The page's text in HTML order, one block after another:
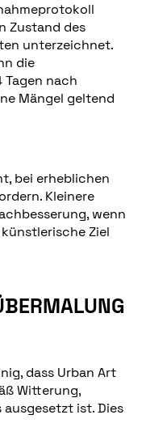
Zustand des
unterzeichnet.
die
nach
Mängel geltend
bei erheblichen
Kleinere
wenn
Ziel
dass Urban Art
Witterung,
ist. Dies